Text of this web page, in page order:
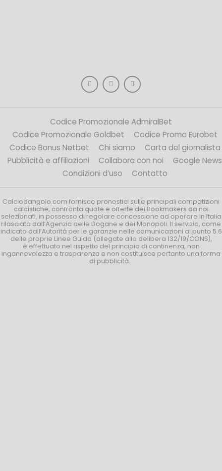
Codice Promozionale AdmiralBet
Codice Promozionale Goldbet
Codice Promo Eurobet
Codice Bonus Netbet
Chi siamo
Carta del giornalista
Pubblicità e affiliazioni
Collabora con noi
Google News
Condizioni d’uso
Contatto
Calciodangolo.com fornisce pronostici sulle principali competizioni
calcistiche, confronta quote e offerte dei Bookmakers da noi
selezionati, in possesso di regolare concessione ad operare in Italia
rilasciata dall’Agenzia delle Dogane e dei Monopoli. Il servizio, come
indicato dall’Autorità per le garanzie nelle comunicazioni al punto 5.6
delle proprie Linee Guida (allegate alla delibera 132/19/CONS),
è effettuato nel rispetto del principio di continenza, non
ingannevolezza e trasparenza e non costituisce pertanto una forma
di pubblicità.